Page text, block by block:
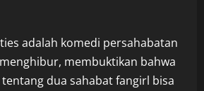
adalah komedi persahabatan
membuktikan bahwa
dua sahabat fangirl bisa